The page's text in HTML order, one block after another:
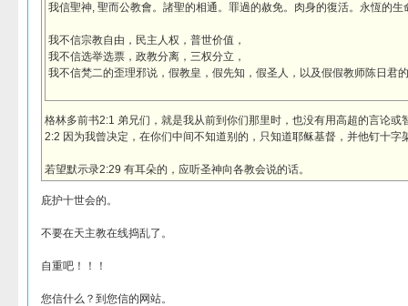
我信聖神, 聖而公教會。諸聖的相通。罪過的赦免。肉身的復活。永恆的生
我不信宗教自由，民主人权，普世价值，
我不信选举选票，政教分离，三权分立，
我不信梵二的歪理邪说，假教皇，假先知，假圣人，以及假
格林多前书2:1 弟兄们，就是我从前到你们那里时，也没有用高超的言论或
2:2 因为我曾决定，在你们中间不知道别的，只知道耶稣基督，并他钉十字
若望默示录2:29 有耳朵的，应听圣神向各教会说的话。
庇护十世会的。
不要在天主教在线捣乱了。
自重吧！！！
您信什么？到您信的网站。